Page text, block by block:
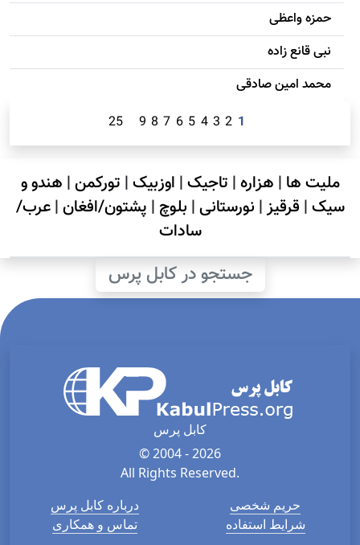
حمزه واعظی
نبی قانع زاده
محمد امين صادقی
1
2
3
4
5
6
7
8
9
25
ملیت ها | هزاره| تاجیک| اوزبیک| تورکمن| هندو و
سیک| قرقیز| نورستانی| بلوچ | پشتون/افغان|عرب/
سادات
جستجو در کابل پرس
کابل پرس
© 2004 - 2026
All Rights Reserved.
درباره کابل پرس
تماس و همکاری
حریم شخصی
شرایط استفاده